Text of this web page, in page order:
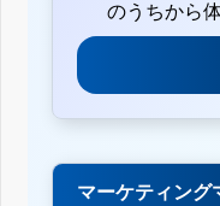
のうちから
マーケティング